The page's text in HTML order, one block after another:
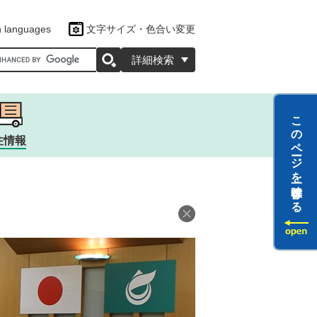
languages 文字サイズ・色合い変更
カスタム検索
詳細検索
情報 このページを一時保存する